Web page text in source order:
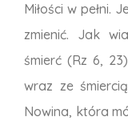
Miłości w pełni.
zmienić. Jak
śmierć (Rz 6,
wraz ze
Nowina, która